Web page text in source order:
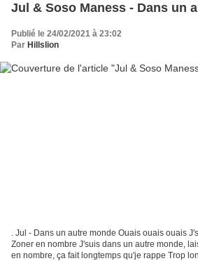
Jul & Soso Maness - Dans un
Publié le 24/02/2021 à 23:02
Par Hillslion
. Jul - Dans un autre monde Ouais ouais ouais
Zoner en nombre J'suis dans un autre monde,
en nombre, ça fait longtemps qu'je rappe Trop